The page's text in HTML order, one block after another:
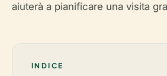
aiuterà a pianificare una visita
INDICE